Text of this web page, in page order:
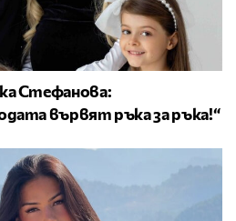
Стефанова:
вървят ръка за ръка!“